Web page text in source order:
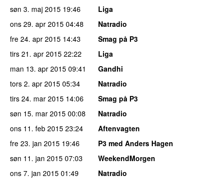
søn 3. maj 2015 19:46
Liga
ons 29. apr 2015 04:48
Natradio
fre 24. apr 2015 14:43
Smag på P3
tirs 21. apr 2015 22:22
Liga
man 13. apr 2015 09:41
Gandhi
tors 2. apr 2015 05:34
Natradio
tirs 24. mar 2015 14:06
Smag på P3
søn 15. mar 2015 00:08
Natradio
ons 11. feb 2015 23:24
Aftenvagten
fre 23. jan 2015 19:46
P3 med Anders Hagen
søn 11. jan 2015 07:03
WeekendMorgen
ons 7. jan 2015 01:49
Natradio